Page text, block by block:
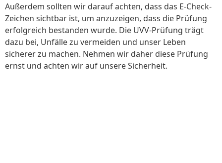
Außerdem sollten wir darauf achten, dass das E-Check-
Zeichen sichtbar ist, um anzuzeigen, dass die Prüfung
erfolgreich bestanden wurde. Die UVV-Prüfung trägt
dazu bei, Unfälle zu vermeiden und unser Leben
sicherer zu machen. Nehmen wir daher diese Prüfung
ernst und achten wir auf unsere Sicherheit.